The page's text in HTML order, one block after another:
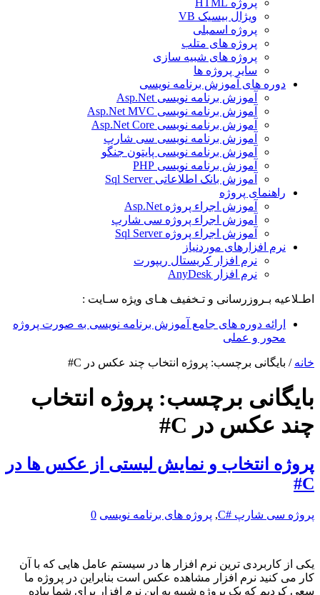
ویژال بیسیک VB
پروژه اسمبلی
پروژه های متلب
پروژه های شبیه سازی
سایر پروژه ها
دوره های آموزش برنامه نویسی
آموزش برنامه نویسی Asp.Net
آموزش برنامه نویسی Asp.Net MVC
آموزش برنامه نویسی Asp.Net Core
آموزش برنامه نویسی سی شارپ
آموزش برنامه نویسی پایتون جنگو
آموزش برنامه نویسی PHP
آموزش بانک اطلاعاتی Sql Server
راهنمای پروژه
آموزش اجراء پروژه Asp.Net
آموزش اجراء پروژه سی شارپ
آموزش اجراء پروژه Sql Server
نرم افزارهای موردنیاز
نرم افزار کریستال ریپورت
نرم افزار AnyDesk
اطـلاعیه بـروزرسانی و تـخفیف هـای ویژه سـایت :
ارائه دوره های جامع آموزش برنامه نویسی به صورت پروژه
محور و عملی
خانه / بایگانی برچسب: پروژه انتخاب چند عکس در C#
بایگانی برچسب: پروژه انتخاب
چند عکس در C#
پروژه انتخاب و نمایش لیستی از عکس ها در
C#
پروژه سی شارپ #C , پروژه های برنامه نویسی 0
یکی از کاربردی ترین نرم افزار ها در سیستم عامل هایی که با آن
کار می کنید نرم افزار مشاهده عکس است بنابراین در پروژه ما
سعی کردیم که یک پروژه شبیه به این نرم افزار برای شما پیاده